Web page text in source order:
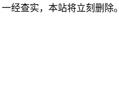
经查实，本站将立刻删除。